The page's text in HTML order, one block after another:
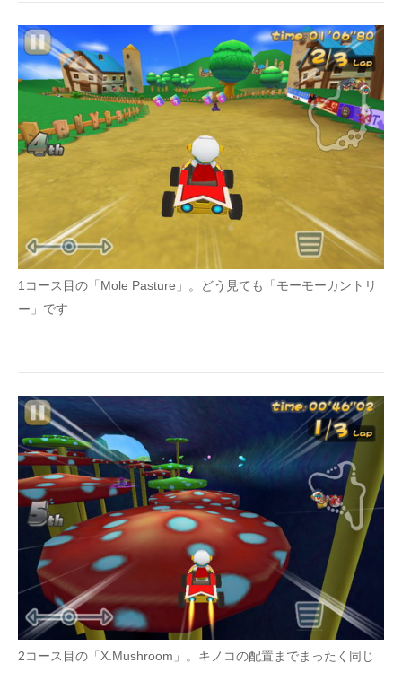
1コース目の「Mole Pasture」。どう見ても「モーモーカントリ
ー」です
2コース目の「X.Mushroom」。キノコの配置までまったく同じ